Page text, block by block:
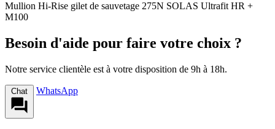
Mullion Hi-Rise gilet de sauvetage 275N SOLAS Ultrafit HR +
M100
Besoin d'aide pour faire votre choix ?
Notre service clientèle est à votre disposition de 9h à 18h.
Chat WhatsApp